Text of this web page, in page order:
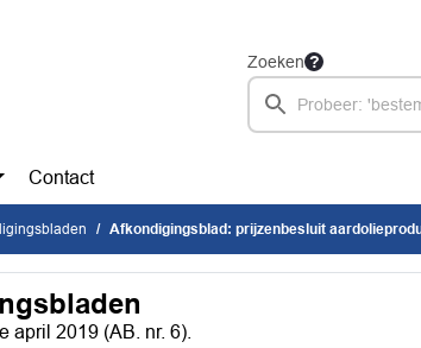
Zoeken
Contact
Afkondigingsblad: prijzenbesluit aardolieproducten
2019 (AB. nr. 6).